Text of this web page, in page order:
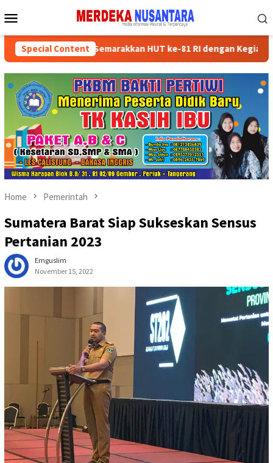
to
Menu
Special Content
Partai Semarakkan HUT ke-81 RI dengan Kegiatan Sosial
Home Pemerintah
Sumatera Barat Siap Sukseskan Sensus
Pertanian 2023
Emguslim
November 15, 2022